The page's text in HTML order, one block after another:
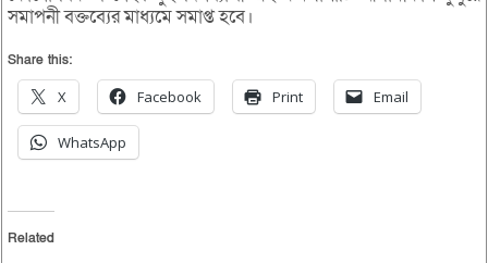
সমাপনী বক্তব্যের মাধ্যমে সমাপ্ত হবে।
Share this:
X Facebook Print Email
WhatsApp
Related